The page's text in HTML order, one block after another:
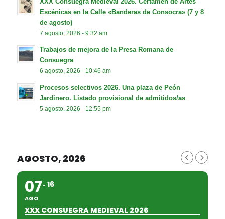
Escénicas en la Calle «Banderas de Consocra» (7 y 8
de agosto)
7 agosto, 2026 - 9:32 am
Trabajos de mejora de la Presa Romana de
Consuegra
6 agosto, 2026 - 10:46 am
Procesos selectivos 2026. Una plaza de Peón
Jardinero. Listado provisional de admitidos/as
5 agosto, 2026 - 12:55 pm
AGOSTO, 2026
07
AGO
16
XXX CONSUEGRA MEDIEVAL 2026